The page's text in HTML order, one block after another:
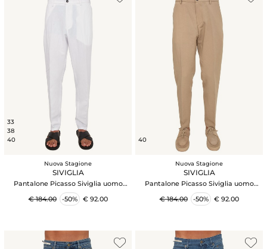
33
38
40
Nuova Stagione
SIVIGLIA
Pantalone Picasso Siviglia uomo
misto viscosa e lino bianchi
€ 184.00
-50% € 92.00
40
Nuova Stagione
SIVIGLIA
Pantalone Picasso Siviglia uomo
misto viscosa e lino beige
€ 184.00
-50% € 92.00